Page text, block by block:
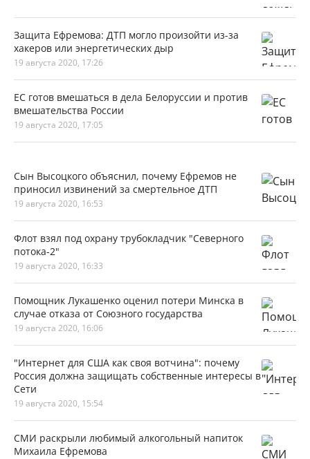
Защита Ефремова: ДТП могло произойти из-за
хакеров или энергетических дыр
19 августа 2020, 17:26
ЕС готов вмешаться в дела Белоруссии и против
вмешательства России
19 августа 2020, 17:05
Сын Высоцкого объяснил, почему Ефремов не
приносил извинений за смертельное ДТП
19 августа 2020, 16:53
Флот взял под охрану трубокладчик "Северного
потока-2"
19 августа 2020, 16:33
Помощник Лукашенко оценил потери Минска в
случае отказа от Союзного государства
19 августа 2020, 16:06
"Интернет для США как своя вотчина": почему
Россия должна защищать собственные интересы в
Сети
19 августа 2020, 15:54
СМИ раскрыли любимый алкогольный напиток
Михаила Ефремова